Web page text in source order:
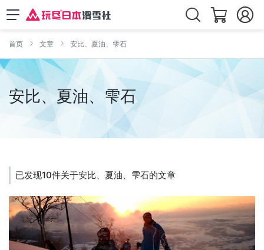
首页 文章 安比、夏油、雫石
安比、夏油、雫石
已发现10件关于安比、夏油、雫石的文章